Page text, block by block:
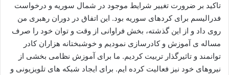
تاکید بر ضرورت تغییر شرایط موجود در شمال سوریه و درخواست
فدرالیسم برای کردهای سوریه بود. این اتفاق در دوران رهبری من
روی داد و از این گذشته، بخش فراوانی از وقت و توان خود را صرف
مساله ی آموزش و کادرسازی نمودیم و خوشبختانه هزاران کادر
توانمند و تاثیرگذار تربیت کردیم. ما برای آموزش نظامی بخشی از
نیروهای خود نیز فعالیت کرده ایم. برای ایجاد شبکه های تلویزیونی و